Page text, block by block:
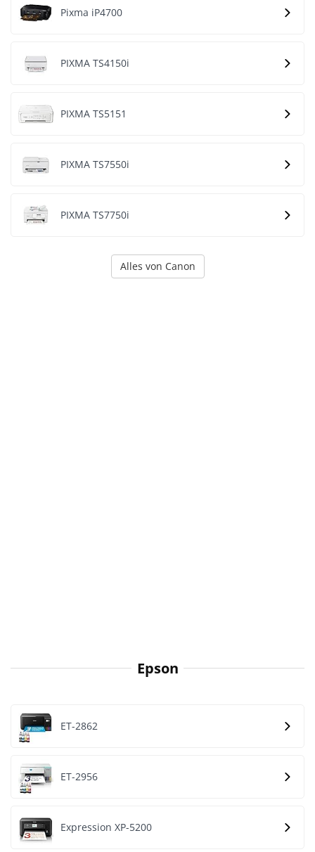
Pixma iP4700
PIXMA TS4150i
PIXMA TS5151
PIXMA TS7550i
PIXMA TS7750i
Alles von Canon
Epson
ET-2862
ET-2956
Expression XP-5200